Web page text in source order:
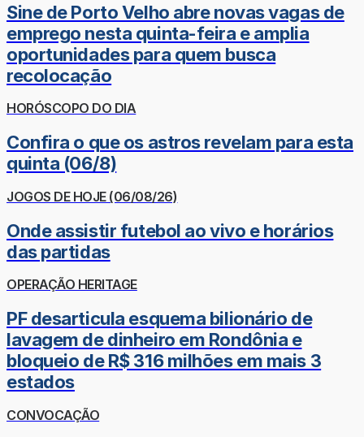
Sine de Porto Velho abre novas vagas de
emprego nesta quinta-feira e amplia
oportunidades para quem busca
recolocação
HORÓSCOPO DO DIA
Confira o que os astros revelam para esta
quinta (06/8)
JOGOS DE HOJE (06/08/26)
Onde assistir futebol ao vivo e horários
das partidas
OPERAÇÃO HERITAGE
PF desarticula esquema bilionário de
lavagem de dinheiro em Rondônia e
bloqueio de R$ 316 milhões em mais 3
estados
CONVOCAÇÃO